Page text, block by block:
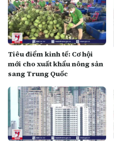
Tiêu điểm kinh tế: Cơ hội
mới cho xuất khẩu nông sản
sang Trung Quốc